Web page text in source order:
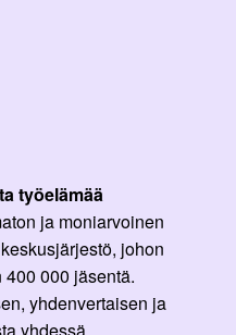
työelämää
ja moniarvoinen
johon
000 jäsentä.
yhdenvertaisen ja
yhdessä